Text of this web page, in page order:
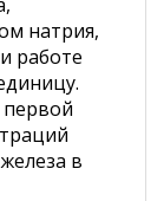
натрия,
работе
в